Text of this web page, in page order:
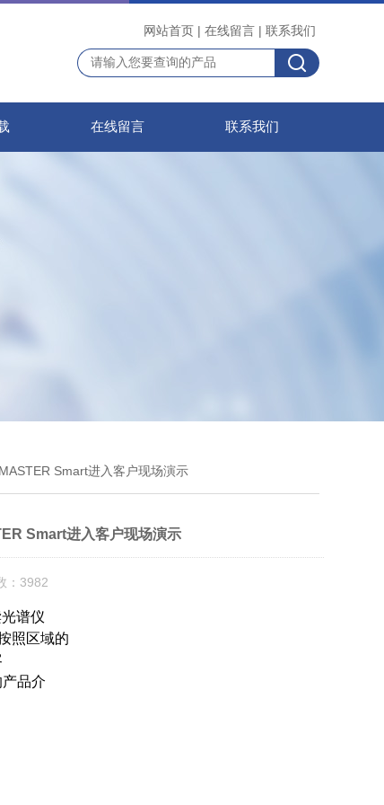
网站首页 | 在线留言 | 联系我们
在线留言 联系我们
Smart进入客户现场演示
Smart进入客户现场演示
：3982
谱仪
照区域的
品介